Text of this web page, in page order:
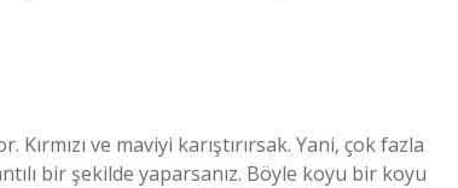
ve maviyi karıştırırsak. Yani, çok fazla
bir şekilde yaparsanız. Böyle koyu bir koyu